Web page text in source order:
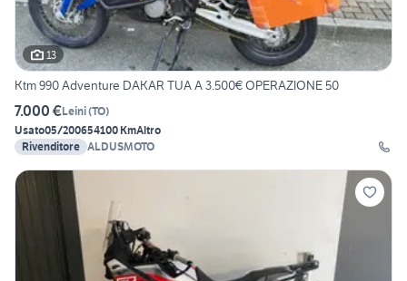
13
Ktm 990 Adventure DAKAR TUA A 3.500€ OPERAZIONE 50
7.000 €Leini(TO)
Usato05/200654100 KmAltro
Rivenditore ALDUSMOTO